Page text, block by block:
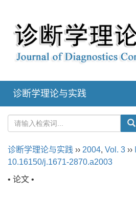
诊断学理论与实践
诊断学理论与实践 ›› 2004, Vol. 3 ››
10.16150/j.1671-2870.a2003
• 论文 •